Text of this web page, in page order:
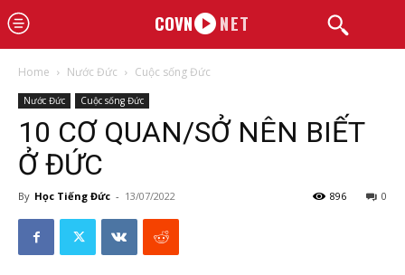
COVN NET
Home Nước Đức Cuộc sống Đức
Nước Đức Cuộc sống Đức
10 CƠ QUAN/SỞ NÊN BIẾT
Ở ĐỨC
By Học Tiếng Đức - 13/07/2022 0
896